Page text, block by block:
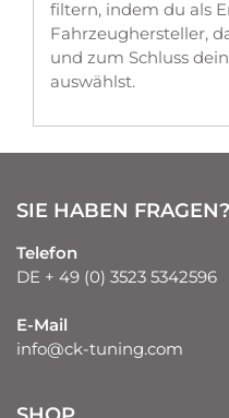
filtern, indem du als
Fahrzeughersteller,
und zum Schluss
auswählst.
SIE HABEN FRAGEN?
Telefon
DE + 49 (0) 3523 5342596
E-Mail
info@ck-tuning.com